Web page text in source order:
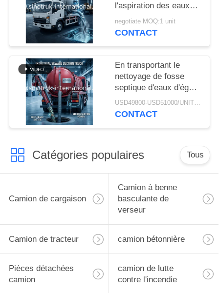
l'aspiration des eaux
usées: réservoir de 6
m3, 160 chevaux,
usées, véhicule
d'assainissement
efficace
negotiate MOQ:1 unit
CONTACT
En transportant le
nettoyage de fosse
septique d'eaux d'égout
troquez/camion de
pompage septique
USD49800-USD51000/UNIT)negotiation MOQ:1 UNITÉ
CONTACT
Catégories populaires Tous
Camion de cargaison
Camion à benne
basculante de
verseur
Camion de tracteur camion bétonnière
Pièces détachées
camion
camion de lutte
contre l'incendie